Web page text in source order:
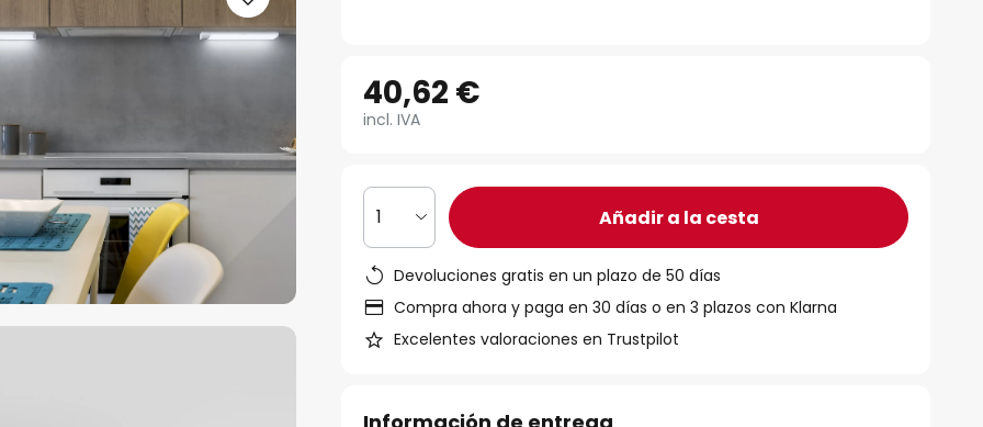
40,62 €
incl. IVA
1 Añadir a la cesta
Devoluciones gratis en un plazo de 50 días
Compra ahora y paga en 30 días o en 3 plazos con Klarna
Excelentes valoraciones en Trustpilot